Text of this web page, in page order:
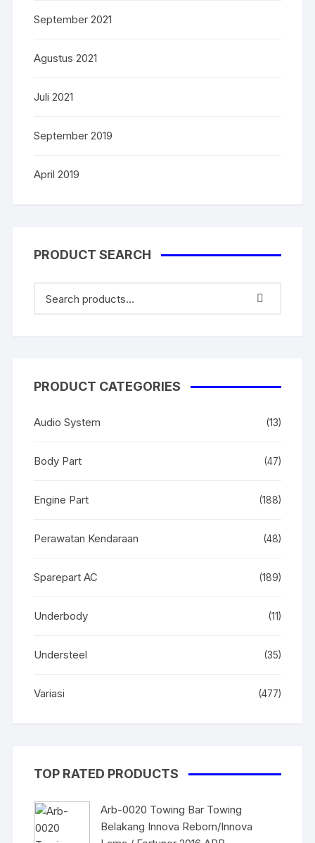
September 2021
Agustus 2021
Juli 2021
September 2019
April 2019
PRODUCT SEARCH
PRODUCT CATEGORIES
Audio System (13)
Body Part (47)
Engine Part (188)
Perawatan Kendaraan (48)
Sparepart AC (189)
Underbody (11)
Understeel (35)
Variasi (477)
TOP RATED PRODUCTS
Arb-0020 Towing Bar Towing
Belakang Innova Reborn/Innova